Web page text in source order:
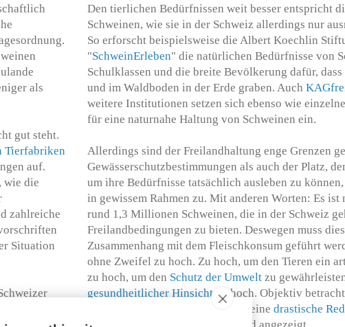
als
gut steht.
Tierfabriken
auf.
wie die
zahlreiche
Situation
auch
Den tierlichen Bedürfnissen weit besser entspricht
Schweinen, wie sie in der Schweiz allerdings nur
So erforscht beispielsweise die Albert Koechlin
"SchweinErleben" die natürlichen Bedürfnisse von
Schulklassen und die breite Bevölkerung dafür,
und im Waldboden in der Erde graben. Auch
weitere Institutionen setzen sich ebenso wie
für eine naturnahe Haltung von Schweinen ein.
Allerdings sind der Freilandhaltung enge Grenzen
Gewässerschutzbestimmungen als auch der Platz,
um ihre Bedürfnisse tatsächlich ausleben zu
in gewissem Rahmen zu. Mit anderen Worten: Es
rund 1,3 Millionen Schweinen, die in der Schweiz
Freilandbedingungen zu bieten. Deswegen muss
Zusammenhang mit dem Fleischkonsum geführt
ohne Zweifel zu hoch. Zu hoch, um den Tieren ein
zu hoch, um den Schutz der Umwelt zu
gesundheitlicher Hinsicht zu hoch. Objektiv
Berücksichtigung des Tierleids – eine drastische